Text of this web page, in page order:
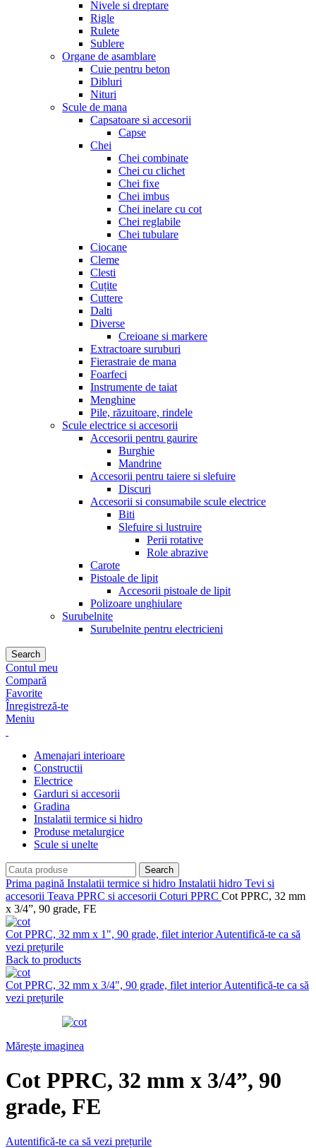
Nivele si dreptare
Rigle
Rulete
Sublere
Organe de asamblare
Cuie pentru beton
Dibluri
Nituri
Scule de mana
Capsatoare si accesorii
Capse
Chei
Chei combinate
Chei cu clichet
Chei fixe
Chei imbus
Chei inelare cu cot
Chei reglabile
Chei tubulare
Ciocane
Cleme
Clesti
Cuțite
Cuttere
Dalti
Diverse
Creioane si markere
Extractoare suruburi
Fierastraie de mana
Foarfeci
Instrumente de taiat
Menghine
Pile, răzuitoare, rindele
Scule electrice si accesorii
Accesorii pentru gaurire
Burghie
Mandrine
Accesorii pentru taiere si slefuire
Discuri
Accesorii si consumabile scule electrice
Biti
Slefuire si lustruire
Perii rotative
Role abrazive
Carote
Pistoale de lipit
Accesorii pistoale de lipit
Polizoare unghiulare
Surubelnite
Surubelnite pentru electricieni
Search
Contul meu
Compară
Favorite
Înregistreză-te
Meniu
Amenajari interioare
Constructii
Electrice
Garduri si accesorii
Gradina
Instalatii termice si hidro
Produse metalurgice
Scule si unelte
Search
Prima pagină Instalatii termice si hidro Instalatii hidro Tevi si
accesorii Teava PPRC si accesorii Coturi PPRC Cot PPRC, 32 mm
x 3/4”, 90 grade, FE
Cot PPRC, 32 mm x 1", 90 grade, filet interiorAutentifică-te ca să
vezi prețurile
Back to products
Cot PPRC, 32 mm x 3/4", 90 grade, filet interiorAutentifică-te ca să
vezi prețurile
Mărește imaginea
Cot PPRC, 32 mm x 3/4”, 90
grade, FE
Autentifică-te ca să vezi prețurile